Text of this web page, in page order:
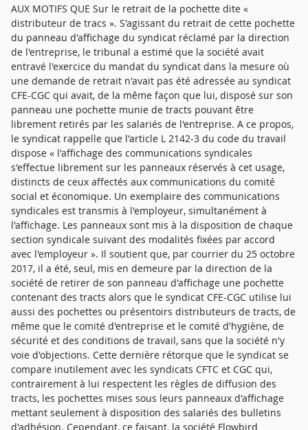
AUX MOTIFS QUE Sur le retrait de la pochette dite « distributeur de tracs ». S'agissant du retrait de cette pochette du panneau d'affichage du syndicat réclamé par la direction de l'entreprise, le tribunal a estimé que la société avait entravé l'exercice du mandat du syndicat dans la mesure où une demande de retrait n'avait pas été adressée au syndicat CFE-CGC qui avait, de la même façon que lui, disposé sur son panneau une pochette munie de tracts pouvant être librement retirés par les salariés de l'entreprise. A ce propos, le syndicat rappelle que l'article L 2142-3 du code du travail dispose « l'affichage des communications syndicales s'effectue librement sur les panneaux réservés à cet usage, distincts de ceux affectés aux communications du comité social et économique. Un exemplaire des communications syndicales est transmis à l'employeur, simultanément à l'affichage. Les panneaux sont mis à la disposition de chaque section syndicale suivant des modalités fixées par accord avec l'employeur ». Il soutient que, par courrier du 25 octobre 2017, il a été, seul, mis en demeure par la direction de la société de retirer de son panneau d'affichage une pochette contenant des tracts alors que le syndicat CFE-CGC utilise lui aussi des pochettes ou présentoirs distributeurs de tracts, de même que le comité d'entreprise et le comité d'hygiène, de sécurité et des conditions de travail, sans que la société n'y voie d'objections. Cette dernière rétorque que le syndicat se compare inutilement avec les syndicats CFTC et CGC qui, contrairement à lui respectent les règles de diffusion des tracts, les pochettes mises sous leurs panneaux d'affichage mettant seulement à disposition des salariés des bulletins d'adhésion. Cependant, ce faisant, la société Flowbird procède seulement par voie d'affirmation et est, en l'occurrence, contredite par les photographies et les six attestations produites par le syndicat. En outre, elle ne démontre pas avoir adressé au syndicat CFE-CGC de demande visant à ce qu'il retire de ses panneaux d'affichage les pochettes de tracts à disposition. Dès lors, la demande de retrait adressée au seul syndicat CFDT s'avère discriminatoire, le jugement déféré étant confirmé en ce qu'il l'a considérée comme telle. - Sur la diffusion des tracts dans l'entreprise, Les premiers juges ont rappelé que selon l'article L. 2142-4 du code du travail, « les publications et tracts de nature syndicale peuvent être librement diffusés aux travailleurs de l'entreprise dans l'enceinte de celle-ci aux heures d'entrée et de sortie du travail » et considéré qu'il n'existait dans le protocole relatif à l'organisation du temps de travail au sein de la société prévoyant différentes périodes de temps réparties en horaires fixes et variables, aucune stipulation précisant les modalités d'articulation entre ces plages horaires et les dispositions susmentionnées de l'article L. 2142-4, de sorte que la distribution des tracts est autorisée sur l'ensemble des plages d'entrée et de sortie des salariés, quelle que soit leur charte horaire, si bien que le fait que syndicat ait été empêché de distribuer des tracts « le 29 mars 2017 » (en fait le 21 mars 2017) à 12 h 15 au niveau du portique d'accès au bâtiment A est constitutif d'une entrave à l'exercice de son mandat. L'appelante soutient, quant à elle, que le syndicat ne respectait pas les plages horaires (aux heures d'entrée et de sortie du personnel) pour la distribution de ses tracts, lesquels étaient, en outre, déposés dans les locaux de l'entreprise, sur les bureaux des salariés, alors que la chambre sociale de la cour de cassation a reconnu le caractère illicite de la distribution des tracts sur le lieu de travail pendant les temps de pause. Cependant, il ne s'agit pas ici de statuer sur la distribution de tracts par le syndicat pendant les temps de travail ou pause ou sur la violation par celui-ci de la règle en matière de diffusion électronique, à propos desquelles la société Flowbird consacre de longs développements alors que ces points ne font pas l'objet de la procédure introduite par le syndicat, le fait ici incriminé par ce dernier étant distinct des distributions de tracts des 19 novembre 2015, 14 janvier 2016 voire des 31 mars 2016, 7 avril 2016 et 11 mai 2016 sur lesquelles le juge des référés, puis la cour d'appel de céans et la cour de cassation ont pu statuer. En fait, la distribution de tracts litigieuse du 21 mars 2017 a été effectuée par M. [V], délégué syndical CFDT, au niveau du portique d'accès au bâtiment A, à 12 h 15, ce qui correspond à la plage d'horaires variables allant de 11 h 30 à 14 h 00 prévue dans l'accord d'entreprise sur l'organisation et le temps de travail rédigé et signé par la société, plage variable dans les limites de laquelle chaque salarié peut choisir ses heures d'arrivée et de départ. Par ailleurs, M. [L], directeur d'établissement et des ressources humaines de la société, selon les propres termes de sa lettre à l'inspection du travail, a apostrophé M. [V] en lui disant : « normalement, la distribution se fait dehors », exposant que ce dernier était en pleine activité de distribution de tract syndical, en étant stationné dans le couloir principal du bâtiment A, lequel est « par ailleurs une voie d'issue d'urgence désignée dans notre plan d'évacuation ». La société Flowbird confirme dans ses dernières écritures qu'il « était demandé à la CFDT de tracter en dehors du bâtiment, et certainement pas à l'intérieur de celui-ci ». Or, l'article L. 2142-4 du code du travail prévoit que la distribution des publications et des tracts de nature syndicale, dans l'enceinte de l'entreprise, est libre, aux heures d'entrée et de sortie du travail et la jurisprudence considère que la distribution dans l'enceinte de l'entreprise ne se limite pas aux accès, mais peut se faire en d'autres endroits, dès lors qu'elle est assurée dans des conditions telles que l'exécution normale du travail ou de marche de l'entreprise ne puissent en être troublées (Cass. Crim. 30 janvier 1973, n° 72-91.807 ; Cass. Crim. 27 novembre 1973 n° 73-90.495), de sorte qu'en l'espèce, il ne pouvait être légitimement reproché à M. [V] de distribuer des tracts au niveau du portique d'accès du bâtiment A le 21 mars 2017, la société Flowbird ne démontrant pas qu'il ait, ce faisant, si peu que ce soit, entravé la circulation. En conséquence, le fait que ce délégué syndical ait été empêché de poursuivre sa distribution de tracts s'avère également discriminatoire, le jugement entrepris étant confirmé sur ce point. - Sur la diffusion d'informations confidentielles, En ce qui concerne le reproche fait par la société Parkeon au syndicat, objet d'une sommation signifiée le 26 octobre 2017, d'avoir, le 19 octobre 2017, distribué un tract contenant des informations confidentielles extraites du rapport du cabinet comptable Syndex, les premiers juges ont considéré qu'il n'était pas fondé, la société n'ayant pas spécifié les informations soumises à l'obligation de discrétion. En outre, le tribunal a retenu que les informations contenues dans le tract du syndicat en date du 7 avril 2016 avaient déjà été mises à la disposition du public et des salariés par la diffusion de l'extrait du procès-verbal du comité d'entreprise du 5 avril 2016 par les membres dudit comité et son affichage le 6 avril 2016, les informations de nature financière indiquant le montage financier du rachat de l'entreprise par Astorg étant, par ailleurs, déjà contenues dans un tract du syndicat du 25 février 2016 portant synthèse du comité d'entreprise du 24 février 2016, de sorte que les informations contenues dans le tract du 7 avril 2016 n'étaient pas confidentielles, les diffusions antérieures n'ayant d'ailleurs pas fait l'objet de poursuites. La jurisprudence au visa de l'article L. 2325-5 du code du travail, considère que l'employeur doit préciser les informations auxquelles il entend conférer un caractère confidentiel (Cass. Soc 6 mars 2012 n° 10-24367 ; Cas. Soc 12 juillet 2006 n° 04-47558). Il appartient donc au chef d'entreprise, non seulement de déclarer au procès-verbal de la réunion du comité d'entreprise sur quelles informations porte sa demande de discrétion, mais également de pouvoir justifier, par des éléments objectifs, leur caractère intrinsèquement confidentiel, l'obligation de discrétion n'étant effective que si ces deux critères sont remplis, les faits faisant l'objet de l'information confidentielle ne devant, par ailleurs, pas être déjà connus du public ou du personnel de l'entreprise. Or, en l'espèce, il s'avère que la société n'a pas présenté les informations contenues dans le rapport de l'expert comptable Syndex comme confidentielles, malgré le rappel de l'article L. 2325-5 du code du travail par ledit comptable. Ainsi, les informations relatives à la prime dénommée « take off » par le cabinet Syndex n'ont pas été présentées par la société comme revêtant un caractère confidentiel lors de la consultation du comité d'entreprise du 28 avril 2016, de même, le procès-verbal du comité d'entreprise extraordinaire du 23 octobre 2017 évoquant et précisant la prime « take off » ne mentionnait pas que les informations sur ladite prime étaient confidentielles, et ce, nonobstant les mentions générales « document contenant des informations confidentielles  distribution restreinte » ou document confidentiel distribution restreinte au CE » figurant en premières pages de la note d'information destinée aux membres du comité d'entreprise remise le 11 février 2016 et des réponses de la Direction aux questions transmises par le secrétaire du comité d'entreprise. Ainsi, les informations relatives à la prime contenues dans le tract du syndicat du 19 octobre 2017 ne peuvent être retenues comme étant confidentielles, d'autant que les informations communiquées dans ce tract avaient déjà été diffusées en 2016 par le syndicat CFTC Parkeon au moyen d'une synthèse du comité d'entreprise du 28 avril 2016, antérieurement à la remise du rappor